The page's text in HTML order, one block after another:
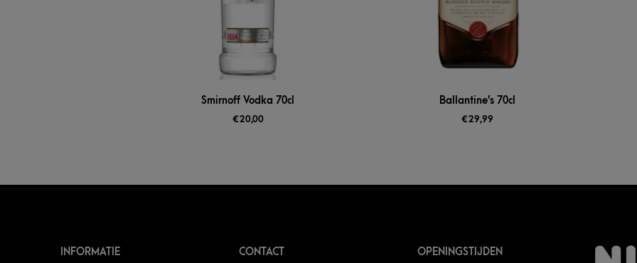
Smirnoff Vodka 70cl
€20,00
Ballantine’s 70cl
€29,99
INFORMATIE CONTACT OPENINGSTIJDEN